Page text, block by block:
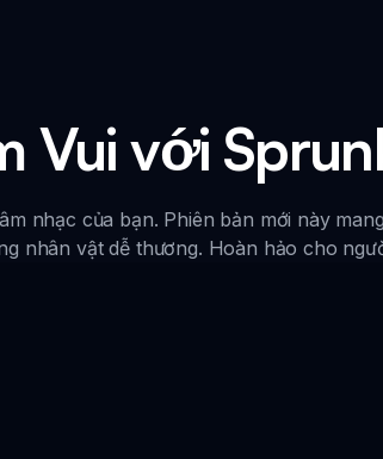
Vui với
nhạc của bạn. Phiên bản mới này
nhân vật dễ thương. Hoàn hảo cho